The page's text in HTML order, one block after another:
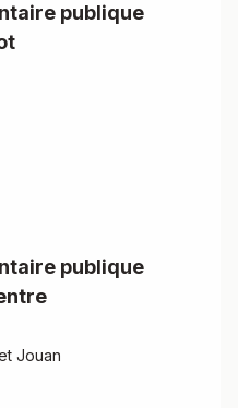
publique
publique
Jouan